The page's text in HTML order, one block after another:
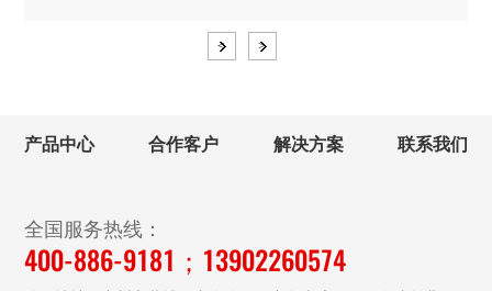
< >
产品中心 合作客户 解决方案 联系我们
全国服务热线：
400-886-9181；13902260574